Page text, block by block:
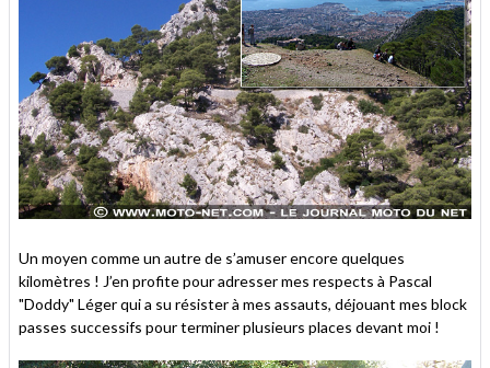
Un moyen comme un autre de s’amuser encore quelques
kilomètres ! J’en profite pour adresser mes respects à Pascal
"Doddy" Léger qui a su résister à mes assauts, déjouant mes block
passes successifs pour terminer plusieurs places devant moi !